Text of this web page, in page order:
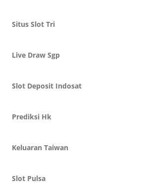
Situs Slot Tri
Live Draw Sgp
Slot Deposit Indosat
Prediksi Hk
Keluaran Taiwan
Slot Pulsa